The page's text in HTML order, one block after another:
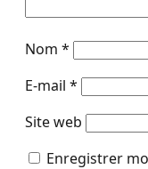
Nom *
E-mail *
Site web
Enregistrer